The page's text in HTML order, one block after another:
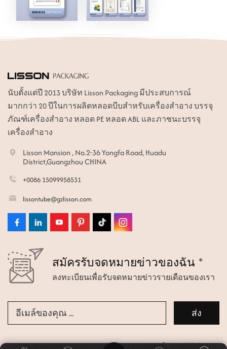
นับตั้งแต่ปี 2013 บริษัท Lisson Packaging มีประสบการณ์
มากกว่า 20 ปีในการผลิตหลอดบีบสำหรับเครื่องสำอาง บรรจุ
ภัณฑ์เครื่องสำอาง หลอด PE หลอด ABL และภาชนะบรรจุ
เครื่องสำอาง
Lisson Mansion , No.2-36 Yongfa Road, Huadu
District,Guangzhou CHINA
+0086 15099958531
lissontube@gzlisson.com
สมัครรับจดหมายข่าวของฉัน *
ลงทะเบียนเพื่อรับจดหมายข่าวรายเดือนของเรา
© 2026 GUANGZHOU LISSON PLASTIC CO.,LTD สงวนลิขสิทธิ์. แผนผังเว็บไซต์